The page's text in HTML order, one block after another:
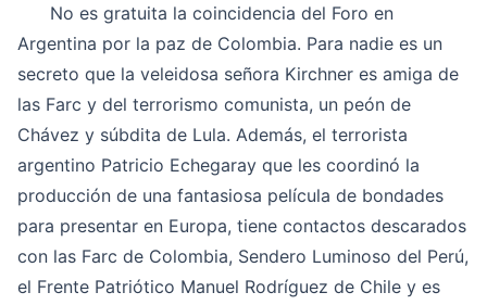
No es gratuita la coincidencia del Foro en
Argentina por la paz de Colombia. Para nadie es un
secreto que la veleidosa señora Kirchner es amiga de
las Farc y del terrorismo comunista, un peón de
Chávez y súbdita de Lula. Además, el terrorista
argentino Patricio Echegaray que les coordinó la
producción de una fantasiosa película de bondades
para presentar en Europa, tiene contactos descarados
con las Farc de Colombia, Sendero Luminoso del Perú,
el Frente Patriótico Manuel Rodríguez de Chile y es